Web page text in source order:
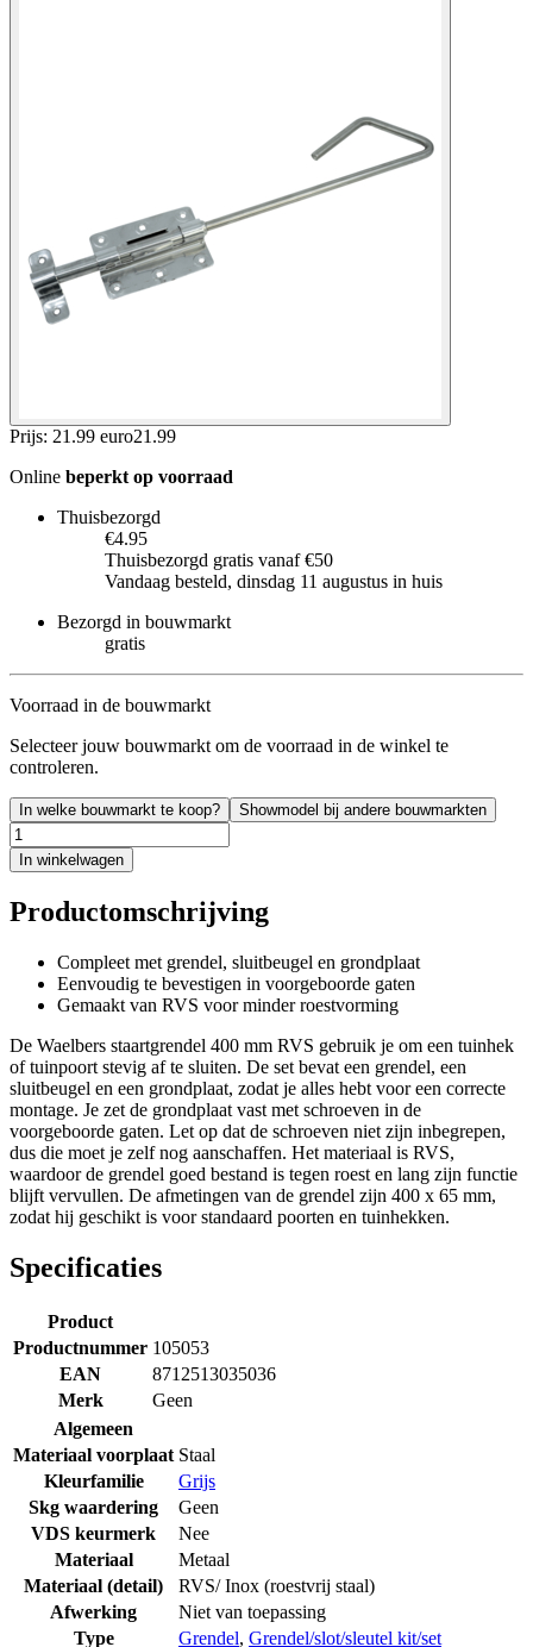
Prijs: 21.99 euro21 .99
Online beperkt op voorraad
Thuisbezorgd
€4.95
Thuisbezorgd gratis vanaf €50
Vandaag besteld, dinsdag 11 augustus in huis
Bezorgd in bouwmarkt
gratis
Voorraad in de bouwmarkt
Selecteer jouw bouwmarkt om de voorraad in de winkel te
controleren.
In welke bouwmarkt te koop? Showmodel bij andere bouwmarkten
In winkelwagen
Productomschrijving
Compleet met grendel, sluitbeugel en grondplaat
Eenvoudig te bevestigen in voorgeboorde gaten
Gemaakt van RVS voor minder roestvorming
De Waelbers staartgrendel 400 mm RVS gebruik je om een tuinhek
of tuinpoort stevig af te sluiten. De set bevat een grendel, een
sluitbeugel en een grondplaat, zodat je alles hebt voor een correcte
montage. Je zet de grondplaat vast met schroeven in de
voorgeboorde gaten. Let op dat de schroeven niet zijn inbegrepen,
dus die moet je zelf nog aanschaffen. Het materiaal is RVS,
waardoor de grendel goed bestand is tegen roest en lang zijn functie
blijft vervullen. De afmetingen van de grendel zijn 400 x 65 mm,
zodat hij geschikt is voor standaard poorten en tuinhekken.
Specificaties
Product
Productnummer 105053
EAN
8712513035036
Merk
Geen
Algemeen
Materiaal voorplaat Staal
Kleurfamilie
Grijs
Skg waardering
Geen
VDS keurmerk
Nee
Materiaal
Metaal
Materiaal (detail)
RVS/ Inox (roestvrij staal)
Afwerking
Niet van toepassing
Type
Grendel, Grendel/slot/sleutel kit/set